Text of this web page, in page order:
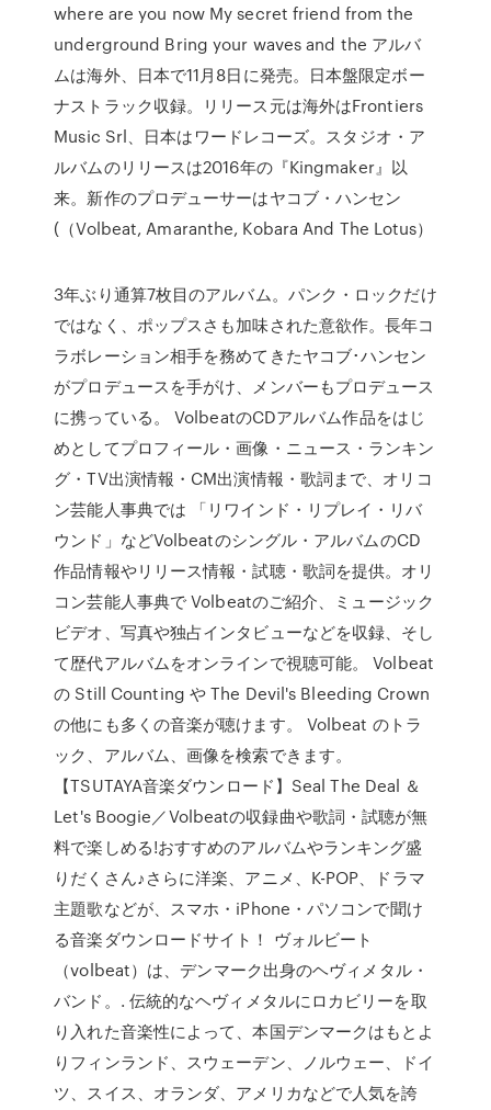
where are you now My secret friend from the
underground Bring your waves and the アルバ
ムは海外、日本で11月8日に発売。日本盤限定ボー
ナストラック収録。リリース元は海外はFrontiers
Music Srl、日本はワードレコーズ。スタジオ・ア
ルバムのリリースは2016年の『Kingmaker』以
来。新作のプロデューサーはヤコブ・ハンセン
(（Volbeat, Amaranthe, Kobara And The Lotus）
3年ぶり通算7枚目のアルバム。パンク・ロックだけ
ではなく、ポップスさも加味された意欲作。長年コ
ラボレーション相手を務めてきたヤコブ･ハンセン
がプロデュースを手がけ、メンバーもプロデュース
に携っている。 VolbeatのCDアルバム作品をはじ
めとしてプロフィール・画像・ニュース・ランキン
グ・TV出演情報・CM出演情報・歌詞まで、オリコ
ン芸能人事典では 「リワインド・リプレイ・リバ
ウンド」などVolbeatのシングル・アルバムのCD
作品情報やリリース情報・試聴・歌詞を提供。オリ
コン芸能人事典で Volbeatのご紹介、ミュージック
ビデオ、写真や独占インタビューなどを収録、そし
て歴代アルバムをオンラインで視聴可能。 Volbeat
の Still Counting や The Devil's Bleeding Crown
の他にも多くの音楽が聴けます。 Volbeat のトラ
ック、アルバム、画像を検索できます。
【TSUTAYA音楽ダウンロード】Seal The Deal ＆
Let's Boogie／Volbeatの収録曲や歌詞・試聴が無
料で楽しめる!おすすめのアルバムやランキング盛
りだくさん♪さらに洋楽、アニメ、K-POP、ドラマ
主題歌などが、スマホ・iPhone・パソコンで聞け
る音楽ダウンロードサイト！ ヴォルビート
（volbeat）は、デンマーク出身のヘヴィメタル・
バンド。. 伝統的なヘヴィメタルにロカビリーを取
り入れた音楽性によって、本国デンマークはもとよ
りフィンランド、スウェーデン、ノルウェー、ドイ
ツ、スイス、オランダ、アメリカなどで人気を誇